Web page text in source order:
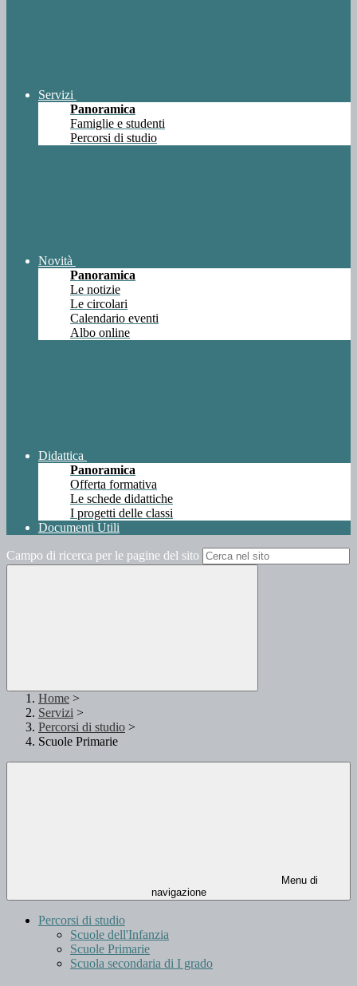
Servizi
Panoramica
Famiglie e studenti
Percorsi di studio
Novità
Panoramica
Le notizie
Le circolari
Calendario eventi
Albo online
Didattica
Panoramica
Offerta formativa
Le schede didattiche
I progetti delle classi
Documenti Utili
Campo di ricerca per le pagine del sito
Home >
Servizi >
Percorsi di studio >
Scuole Primarie
Menu di
navigazione
Percorsi di studio
Scuole dell'Infanzia
Scuole Primarie
Scuola secondaria di I grado